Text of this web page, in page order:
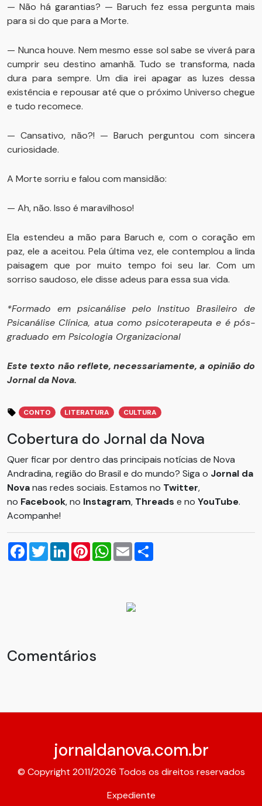
— Não há garantias? — Baruch fez essa pergunta mais
para si do que para a Morte.
— Nunca houve. Nem mesmo esse sol sabe se viverá para
cumprir seu destino amanhã. Tudo se transforma, nada
dura para sempre. Um dia irei apagar as luzes dessa
existência e repousar até que o próximo Universo chegue
e tudo recomece.
— Cansativo, não?! — Baruch perguntou com sincera
curiosidade.
A Morte sorriu e falou com mansidão:
— Ah, não. Isso é maravilhoso!
Ela estendeu a mão para Baruch e, com o coração em
paz, ele a aceitou. Pela última vez, ele contemplou a linda
paisagem que por muito tempo foi seu lar. Com um
sorriso saudoso, ele disse adeus para essa sua vida.
*Formado em psicanálise pelo Instituo Brasileiro de
Psicanálise Clínica, atua como psicoterapeuta e é pós-
graduado em Psicologia Organizacional
Este texto não reflete, necessariamente, a opinião do
Jornal da Nova.
CONTO LITERATURA CULTURA
Cobertura do Jornal da Nova
Quer ficar por dentro das principais notícias de Nova
Andradina, região do Brasil e do mundo? Siga o Jornal da
Novanas redes sociais. Estamos no Twitter,
no Facebook, no Instagram, Threads e no YouTube.
Acompanhe!
Facebook
TwitterLinkedInPinterestWhatsApp
Email
Comentários
jornaldanova.com.br
© Copyright 2011/2026 Todos os direitos reservados
Expediente